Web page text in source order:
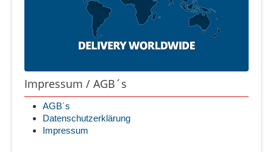
Impressum / AGB´s
AGB´s
Datenschutzerklärung
Impressum